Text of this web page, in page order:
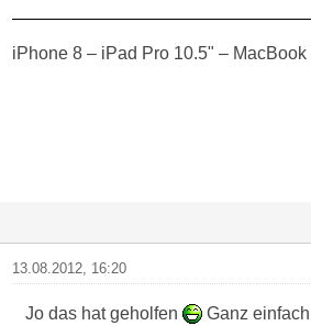
iPhone 8 – iPad Pro 10.5" –
13.08.2012, 16:20
Jo das hat geholfen Ganz